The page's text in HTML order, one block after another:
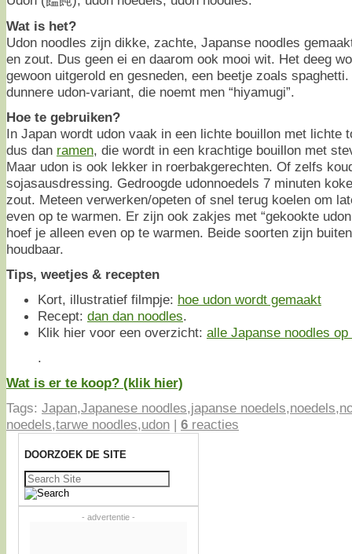
Wat is het?
Udon noodles zijn dikke, zachte, Japanse noodles
en zout. Dus geen ei en daarom ook mooi wit. Het deeg
gewoon uitgerold en gesneden, een beetje zoals
dunnere udon-variant, die noemt men “hiyamugi”.
Hoe te gebruiken?
In Japan wordt udon vaak in een lichte bouillon met lichte
dus dan ramen, die wordt in een krachtige bouillon met
Maar udon is ook lekker in roerbakgerechten. Of zelfs
sojasausdressing. Gedroogde udonnoedels 7 minuten
zout. Meteen verwerken/opeten of snel terug koelen om
even op te warmen. Er zijn ook zakjes met “gekookte
hoef je alleen even op te warmen. Beide soorten zijn
houdbaar.
Tips, weetjes & recepten
Kort, illustratief filmpje: hoe udon wordt gemaakt
Recept: dan dan noodles.
Klik hier voor een overzicht: alle Japanse noodles
.
Wat is er te koop? (klik hier)
Tags: Japan,Japanese noodles,japanse noedels,noedels,
noedels,tarwe noodles,udon | 6 reacties
DOORZOEK DE SITE
Zoeken
naar:
- advertentie -